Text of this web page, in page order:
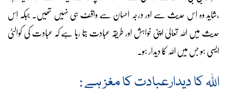
،شاید وہ اِس حدیث سے اور درجہ احسان سے واقف ہی نہیں تھیں۔ جبکہ اِس
حدیث میں اللہ تعالیٰ اپنی خواہش اور طریقہ عبادت بتا رہا ہے کہ عبادت کی کوالٹی
ایسی ہو جس میں اللہ کا دیدار ہو۔
اللہ کا دیدارعبادت کا مغز ہے :